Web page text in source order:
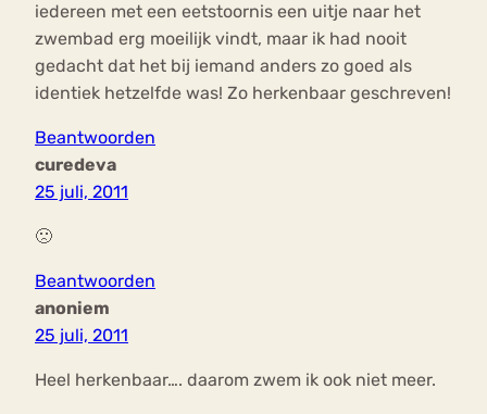
iedereen met een eetstoornis een uitje naar het
zwembad erg moeilijk vindt, maar ik had nooit
gedacht dat het bij iemand anders zo goed als
identiek hetzelfde was! Zo herkenbaar geschreven!
Beantwoorden
curedeva
25 juli, 2011
🙁
Beantwoorden
anoniem
25 juli, 2011
Heel herkenbaar…. daarom zwem ik ook niet meer.